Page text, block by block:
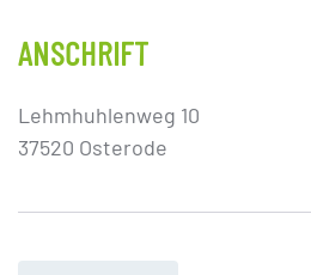
ANSCHRIFT
Lehmhuhlenweg 10
37520 Osterode